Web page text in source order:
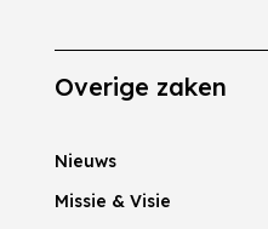
Overige zaken
Nieuws
Missie & Visie